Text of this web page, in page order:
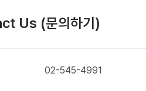
Us (문의하기)
02-545-4991